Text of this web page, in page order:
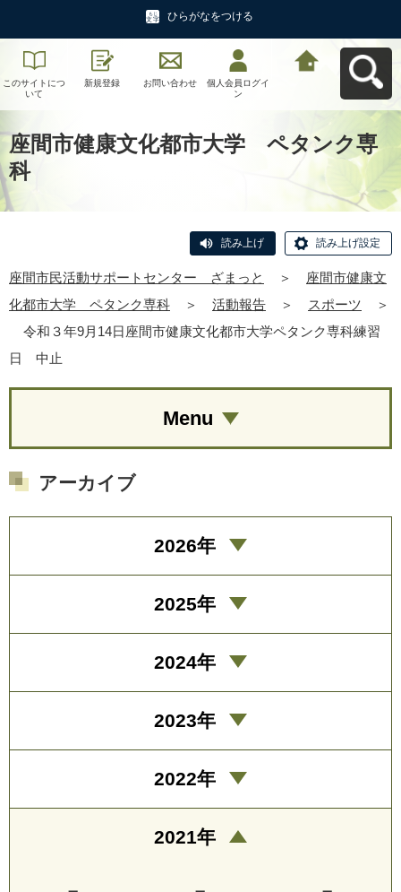
ひらがなをつける
このサイトにつ
いて
新規登録 お問い合わせ
個人会員ログイ
ン
座間市健康文化都市大学 ペタンク専
科
読み上げ 読み上げ設定
座間市民活動サポートセンター ざまっと ＞
座間市健康文
化都市大学 ペタンク専科
＞ 活動報告 ＞ スポーツ
＞
令和３年9月14日座間市健康文化都市大学ペタンク専科練習
日 中止
Menu
アーカイブ
2026年
2025年
2024年
2023年
2022年
2021年